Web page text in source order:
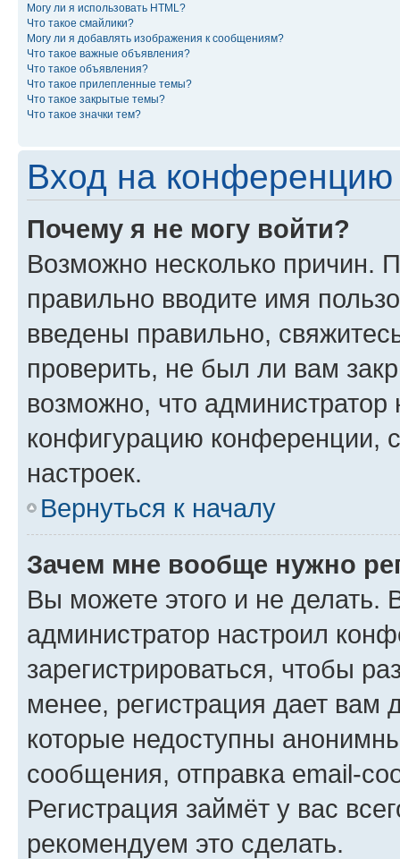
Могу ли я использовать HTML?
Что такое смайлики?
Могу ли я добавлять изображения к сообщениям?
Что такое важные объявления?
Что такое объявления?
Что такое прилепленные темы?
Что такое закрытые темы?
Что такое значки тем?
Вход на конференцию
Почему я не могу войти?
Возможно несколько причин.
правильно вводите имя
введены правильно,
проверить, не был ли вам
возможно, что администратор
конфигурацию конференции,
настроек.
Вернуться к началу
Зачем мне вообще нужно
Вы можете этого и не делать.
администратор настроил
зарегистрироваться, чтобы
менее, регистрация дает вам
которые недоступны
сообщения, отправка email-
Регистрация займёт у вас
рекомендуем это сделать.